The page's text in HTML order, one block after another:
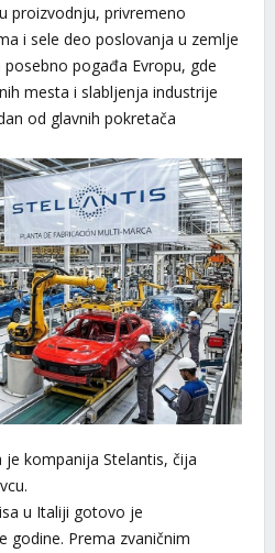
proizvodnju, privremeno
i sele deo poslovanja u zemlje
pogađa Evropu, gde
mesta i slabljenja industrije
od glavnih pokretača
je kompanija Stelantis, čija
u Italiji gotovo je
godine. Prema zvaničnim